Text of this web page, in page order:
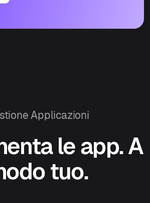
Applicazioni
le app. A
tuo.